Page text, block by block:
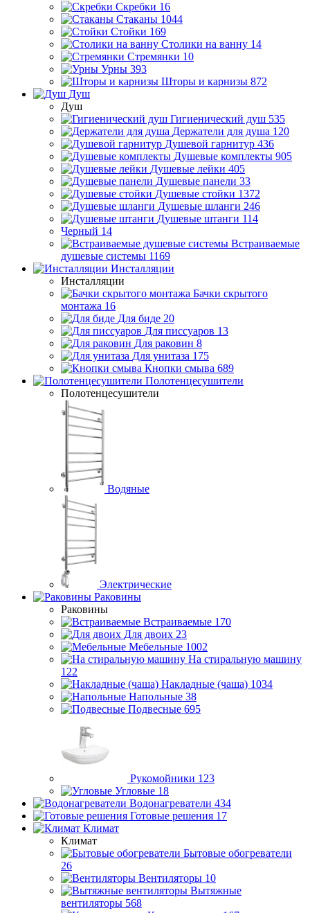
Скребки 16
Стаканы 1044
Стойки 169
Столики на ванну 14
Стремянки 10
Урны 393
Шторы и карнизы 872
Душ
Душ
Гигиенический душ 535
Держатели для душа 120
Душевой гарнитур 436
Душевые комплекты 905
Душевые лейки 405
Душевые панели 33
Душевые стойки 1372
Душевые шланги 246
Душевые штанги 114
Черный 14
Встраиваемые
душевые системы 1169
Инсталляции
Инсталляции
Бачки скрытого
монтажа 16
Для биде 20
Для писсуаров 13
Для раковин 8
Для унитаза 175
Кнопки смыва 689
Полотенцесушители
Полотенцесушители
Водяные
Электрические
Раковины
Раковины
Встраиваемые 170
Для двоих 23
Мебельные 1002
На стиральную машину
122
Накладные (чаша) 1034
Напольные 38
Подвесные 695
Рукомойники 123
Угловые 18
Водонагреватели 434
Готовые решения 17
Климат
Климат
Бытовые обогреватели
26
Вентиляторы 10
Вытяжные
вентиляторы 568